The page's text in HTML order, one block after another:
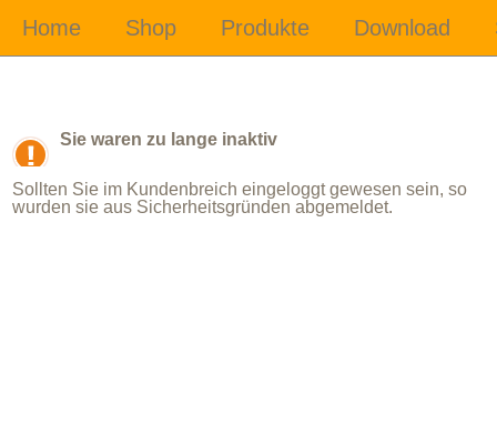
Sie waren zu lange inaktiv
Sollten Sie im Kundenbreich eingeloggt gewesen sein, so
wurden sie aus Sicherheitsgründen abgemeldet.